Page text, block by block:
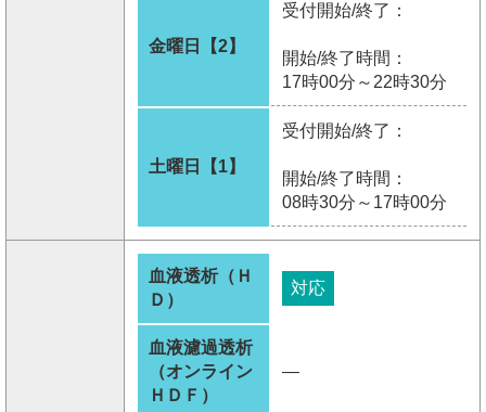
金曜日【2】
受付開始/終了：
開始/終了時間：
17時00分～22時30分
土曜日【1】
受付開始/終了：
開始/終了時間：
08時30分～17時00分
血液透析（Ｈ
Ｄ）
対応
血液濾過透析
（オンライン
ＨＤＦ）
―